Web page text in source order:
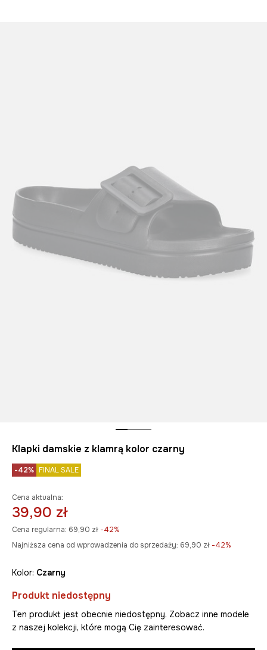
Klapki damskie z klamrą kolor czarny
-42% FINAL SALE
Cena aktualna:
39,90 zł
Cena regularna: 69,90 zł -42%
Najniższa cena od wprowadzenia do sprzedaży: 69,90 zł -42%
Kolor: czarny
Produkt niedostępny
Ten produkt jest obecnie niedostępny. Zobacz inne modele
z naszej kolekcji, które mogą Cię zainteresować.